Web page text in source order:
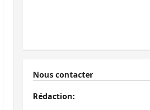
Nous contacter
Rédaction: